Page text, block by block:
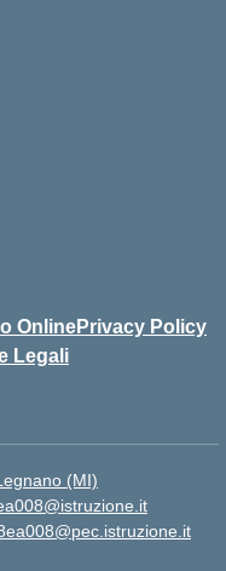
OnlinePrivacy Policy
Legali
(MI)